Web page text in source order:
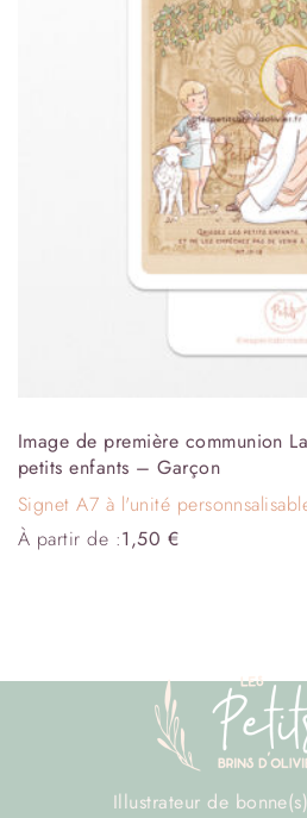
Image de première communion
petits enfants – Garçon
Signet A7 à l'unité
À partir de :1,50 €
Illustrateur de